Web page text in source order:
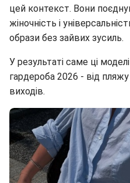
цей контекст. Вони
жіночність і
образи без зайвих зусиль.
У результаті саме ці
гардероба 2026 - від пляжу
виходів.